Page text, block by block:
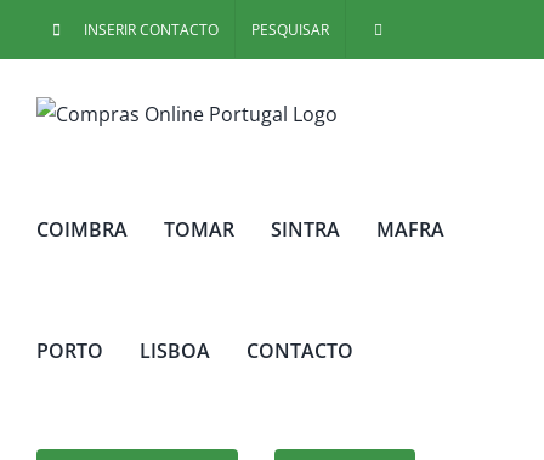
INSERIR CONTACTO PESQUISAR
COIMBRA TOMAR SINTRA MAFRA
PORTO LISBOA CONTACTO